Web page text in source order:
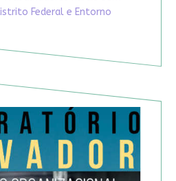
Federal e Entorno